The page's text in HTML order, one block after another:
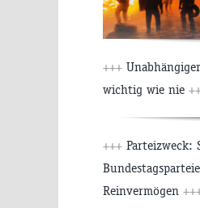
+++
wichtig wie nie
+++ Parteizweck:
Reinvermögen